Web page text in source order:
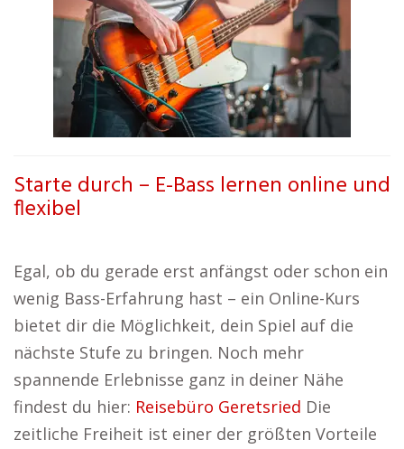
Starte durch – E-Bass lernen online und
flexibel
Egal, ob du gerade erst anfängst oder schon ein
wenig Bass-Erfahrung hast – ein Online-Kurs
bietet dir die Möglichkeit, dein Spiel auf die
nächste Stufe zu bringen. Noch mehr
spannende Erlebnisse ganz in deiner Nähe
findest du hier: Reisebüro Geretsried Die
zeitliche Freiheit ist einer der größten Vorteile